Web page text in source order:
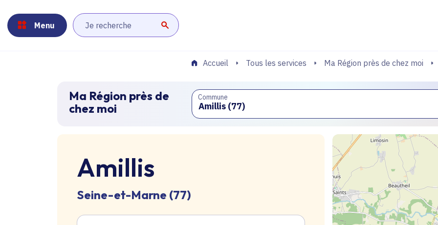
Menu
Lancer la recherche
Accueil Tous les services Ma Région près de chez moi
Ma Région près de
chez moi
Commune
Amillis
Seine-et-Marne (77)